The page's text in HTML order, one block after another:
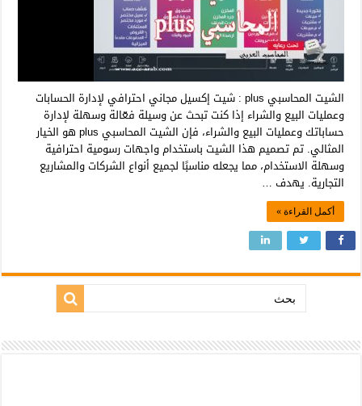
الشيت المحاسبي plus : شيت إكسيل مجاني احترافي لإدارة الحسابات
وعمليات البيع والشراء إذا كنت تبحث عن وسيلة فعّالة وسهلة لإدارة
حساباتك وعمليات البيع والشراء، فإن الشيت المحاسبي plus هو الخيار
المثالي. تم تصميم هذا الشيت باستخدام واجهات رسومية احترافية
وسهلة الاستخدام، مما يجعله مناسبًا لجميع أنواع الشركات والمشاريع
التجارية. يهدف …
أكمل القراءة »
بحث: